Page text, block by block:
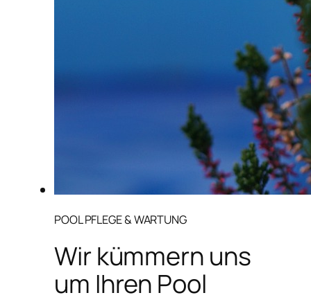
POOL PFLEGE & WARTUNG
Wir kümmern uns
um Ihren Pool